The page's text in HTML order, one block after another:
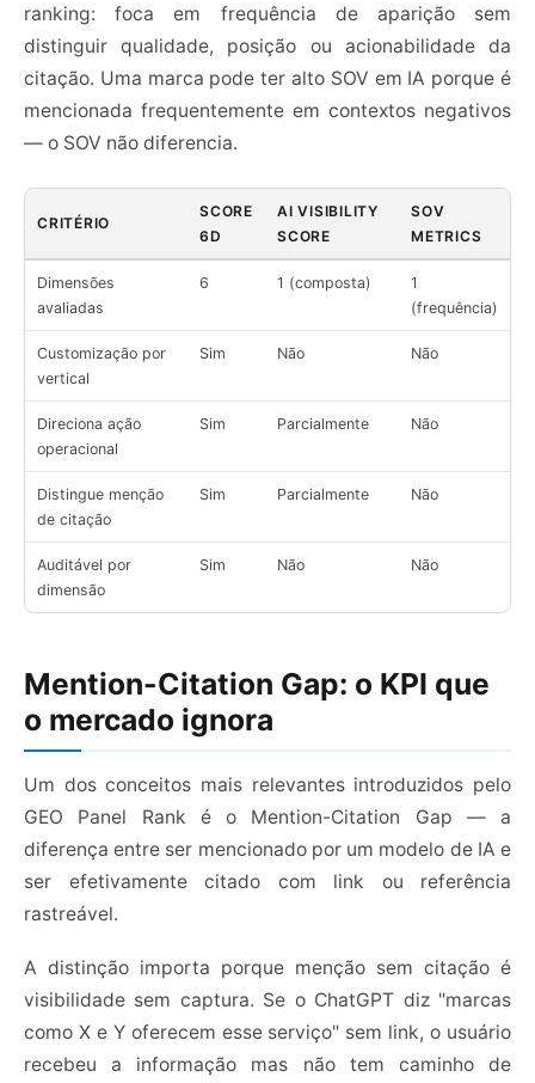
ranking: foca em frequência de aparição sem
distinguir qualidade, posição ou acionabilidade da
citação. Uma marca pode ter alto SOV em IA porque é
mencionada frequentemente em contextos negativos
— o SOV não diferencia.
CRITÉRIO
SCORE
6D
AI VISIBILITY
SCORE
SOV
METRICS
Dimensões
avaliadas
6 1 (composta)
1
(frequência)
Customização por
vertical
Sim Não Não
Direciona ação
operacional
Sim Parcialmente Não
Distingue menção
de citação
Sim Parcialmente Não
Auditável por
dimensão
Sim Não Não
Mention-Citation Gap: o KPI que
o mercado ignora
Um dos conceitos mais relevantes introduzidos pelo
GEO Panel Rank é o Mention-Citation Gap — a
diferença entre ser mencionado por um modelo de IA e
ser efetivamente citado com link ou referência
rastreável.
A distinção importa porque menção sem citação é
visibilidade sem captura. Se o ChatGPT diz "marcas
como X e Y oferecem esse serviço" sem link, o usuário
recebeu a informação mas não tem caminho de